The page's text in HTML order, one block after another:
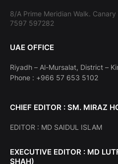
8/A Prime Meridian Walk.
7597 597282
UAE OFFICE
Riyadh – Al-Mursalat, District –
Phone : +966 57 653 5102
CHIEF EDITOR : SM. MIRAZ
EDITOR : MD SAIDUL ISLAM
EXECUTIVE EDITOR : MD
SHAH)